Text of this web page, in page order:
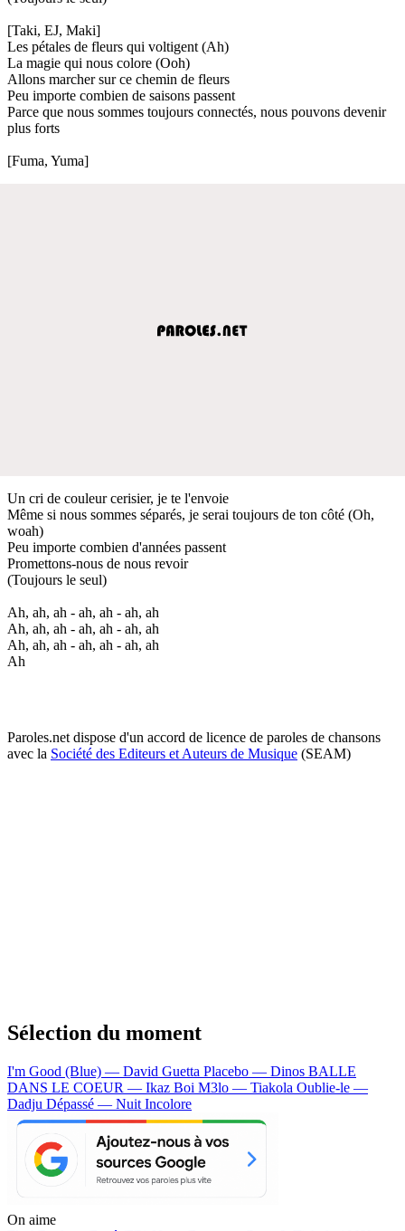
[Taki, EJ, Maki]
Les pétales de fleurs qui voltigent (Ah)
La magie qui nous colore (Ooh)
Allons marcher sur ce chemin de fleurs
Peu importe combien de saisons passent
Parce que nous sommes toujours connectés, nous pouvons devenir
plus forts
[Fuma, Yuma]
Un cri de couleur cerisier, je te l'envoie
Même si nous sommes séparés, je serai toujours de ton côté (Oh,
woah)
Peu importe combien d'années passent
Promettons-nous de nous revoir
(Toujours le seul)
Ah, ah, ah - ah, ah - ah, ah
Ah, ah, ah - ah, ah - ah, ah
Ah, ah, ah - ah, ah - ah, ah
Ah
Paroles.net dispose d'un accord de licence de paroles de chansons
avec la Société des Editeurs et Auteurs de Musique (SEAM)
Sélection du moment
I'm Good (Blue) — David Guetta Placebo — Dinos BALLE
DANS LE COEUR — Ikaz Boi M3lo — Tiakola Oublie-le —
Dadju Dépassé — Nuit Incolore
On aime